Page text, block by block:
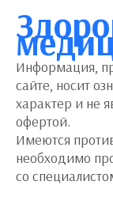
Информация,
сайте, носит
характер и не
офертой.
Имеются
необходимо
со